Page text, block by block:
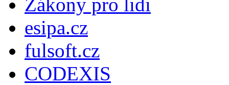
esipa.cz
fulsoft.cz
CODEXIS